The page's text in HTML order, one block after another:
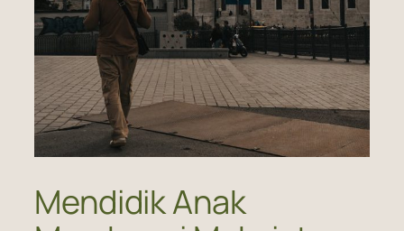
Mendidik Anak